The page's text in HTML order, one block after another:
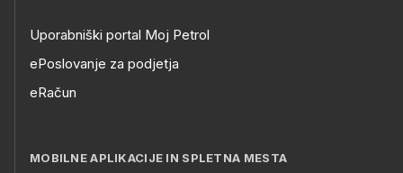
Uporabniški portal Moj Petrol
ePoslovanje za podjetja
eRačun
MOBILNE APLIKACIJE IN SPLETNA MESTA